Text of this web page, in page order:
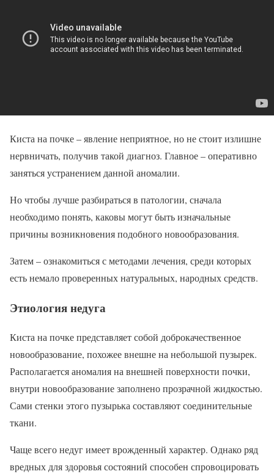
Киста на почке – явление неприятное, но не стоит излишне
нервничать, получив такой диагноз. Главное – оперативно
заняться устранением данной аномалии.
Но чтобы лучше разбираться в патологии, сначала
необходимо понять, каковы могут быть изначальные
причины возникновения подобного новообразования.
Затем – ознакомиться с методами лечения, среди которых
есть немало проверенных натуральных, народных средств.
Этиология недуга
Киста на почке представляет собой доброкачественное
новообразование, похожее внешне на небольшой пузырек.
Располагается аномалия на внешней поверхности почки,
внутри новообразование заполнено прозрачной жидкостью.
Сами стенки этого пузырька составляют соединительные
ткани.
Чаще всего недуг имеет врожденный характер. Однако ряд
вредных для здоровья состояний способен спровоцировать